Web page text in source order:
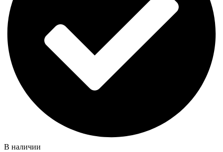
В наличии